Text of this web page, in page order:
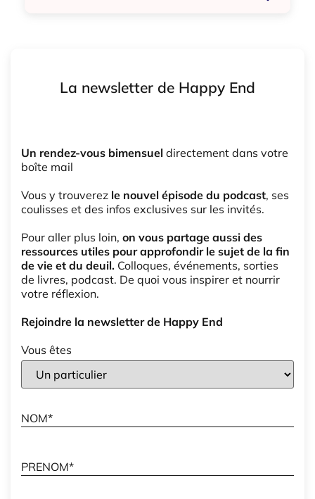
La newsletter de Happy End
Un rendez-vous bimensuel directement dans votre
boîte mail
Vous y trouverez le nouvel épisode du podcast, ses
coulisses et des infos exclusives sur les invités.
Pour aller plus loin, on vous partage aussi des
ressources utiles pour approfondir le sujet de la fin
de vie et du deuil. Colloques, événements, sorties
de livres, podcast. De quoi vous inspirer et nourrir
votre réflexion.
Rejoindre la newsletter de Happy End
Vous êtes